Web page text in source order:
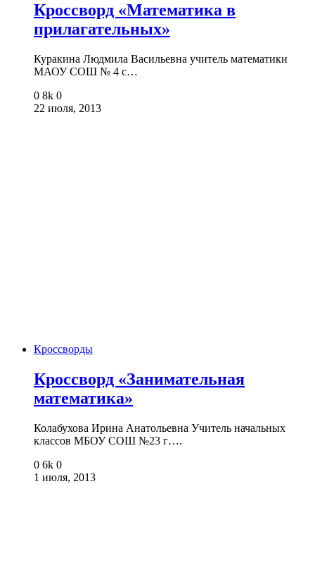
Кроссворд «Математика в
прилагательных»
Куракина Людмила Васильевна учитель математики
МАОУ СОШ № 4 с…
0 8k 0
22 июля, 2013
Кроссворды
Кроссворд «Занимательная
математика»
Колабухова Ирина Анатольевна Учитель начальных
классов МБОУ СОШ №23 г….
0 6k 0
1 июля, 2013